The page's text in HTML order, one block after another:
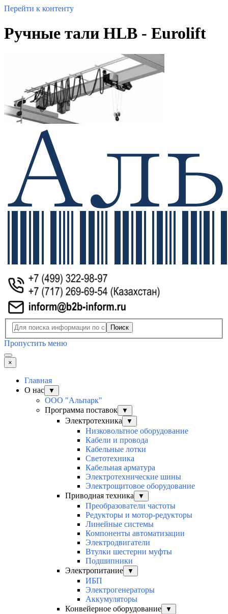
Перейти к контенту
Ручные тали HLB - Eurolift
Поиск
Пропустить меню
×
Главная
О нас
▼
ООО "Альпарк"
Программа поставок
▼
Электротехника ▼
Низковольтное оборудование
Кабели и провода
Кабельные лотки
Светотехника
Кабельная арматура
Электротехнические шины
Электрощитовое оборудование
Приводная техника
▼
Преобразователи частоты
Редукторы и мотор-редукторы
Линейные системы
Компоненты автоматизации
Электродвигатели
Втулки шестерни муфты
Подшипники
Электропитание
▼
ИБП
Электрогенераторы
Аккумуляторы
Конвейерное оборудование
▼